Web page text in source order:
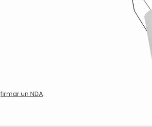
firmar un NDA.